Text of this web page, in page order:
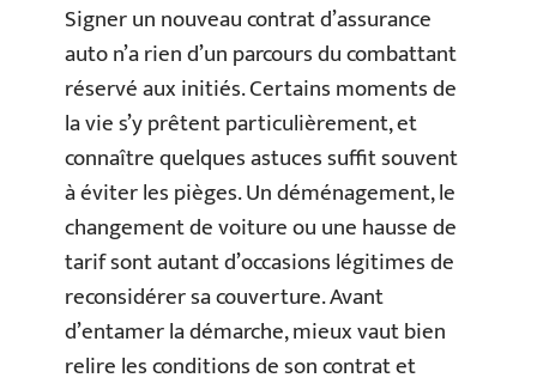
Signer un nouveau contrat d’assurance
auto n’a rien d’un parcours du combattant
réservé aux initiés. Certains moments de
la vie s’y prêtent particulièrement, et
connaître quelques astuces suffit souvent
à éviter les pièges. Un déménagement, le
changement de voiture ou une hausse de
tarif sont autant d’occasions légitimes de
reconsidérer sa couverture. Avant
d’entamer la démarche, mieux vaut bien
relire les conditions de son contrat et